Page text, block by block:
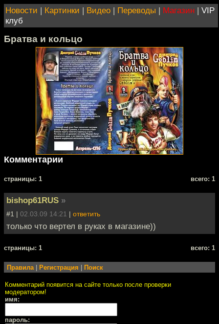
Новости | Картинки | Видео | Переводы | Магазин | VIP
клуб
Братва и кольцо
Комментарии
cтраницы: 1 всего: 1
bishop61RUS »
#1 | 02.03.09 14:21 | ответить
только что вертел в руках в магазине))
cтраницы: 1 всего: 1
Правила Регистрация Поиск
Комментарий появится на сайте только после проверки
модератором!
имя:
пароль: